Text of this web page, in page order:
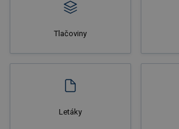
Tlačoviny
Letáky